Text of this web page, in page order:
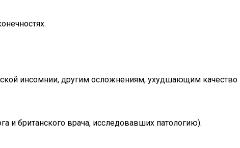
инсомнии, другим осложнениям, ухудшающим качество
и британского врача, исследовавших патологию).